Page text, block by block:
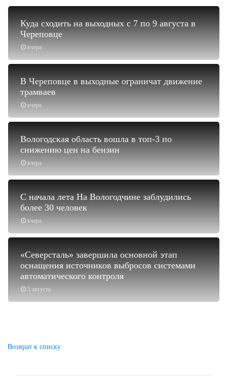
вчера
Куда сходить на выходных с 7 по 9 августа в
Череповце
вчера
В Череповце в выходные ограничат движение
трамваев
вчера
Вологодская область вошла в топ-3 по
снижению цен на бензин
вчера
С начала лета На Вологодчине заблудились
более 30 человек
5 августа
«Северсталь» завершила основной этап
оснащения источников выбросов системами
автоматического контроля
Возврат к списку